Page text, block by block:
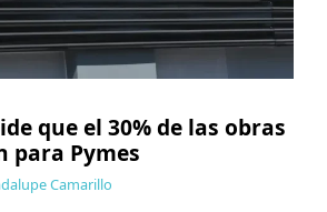
que el 30% de las obras
para Pymes
Camarillo